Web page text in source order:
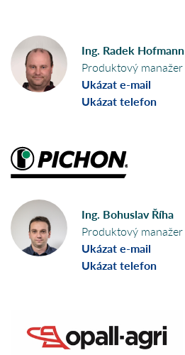
Ing. Radek Hofmann
Produktový manažer
Ukázat e-mail
Ukázat telefon
Ing. Bohuslav Říha
Produktový manažer
Ukázat e-mail
Ukázat telefon